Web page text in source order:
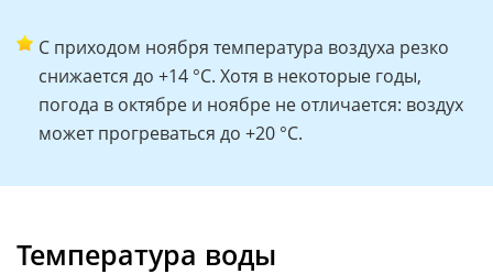
С приходом ноября температура воздуха резко
снижается до +14 °C. Хотя в некоторые годы,
погода в октябре и ноябре не отличается: воздух
может прогреваться до +20 °C.
Температура воды